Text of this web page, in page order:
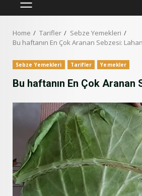
PRIMARY
Home Tarifler
Sebze Yemekleri
Bu haftanın En Çok Aranan Sebzesi:
Sebze Yemekleri Tarifler Yemekler
Bu haftanın En Çok Aranan